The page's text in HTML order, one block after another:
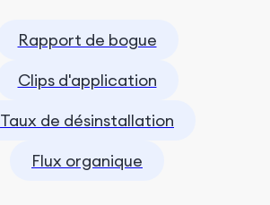
Rapport de bogue
Clips d'application
Taux de désinstallation
Flux organique